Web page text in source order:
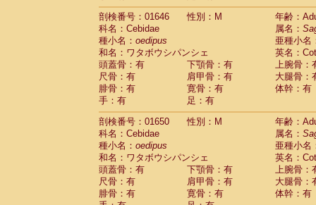
CercopithecidaeCercopithecus diana
CercopithecidaeCercopithecus
Cercopithecidae
Cercopithecus
Cercopithecidae
Cercopithecus mitis
CercopithecidaeCercopithecus mitis
CercopithecidaeCercopithecus mitis
CercopithecidaeCercopithecus mona
CercopithecidaeCercopithecus
CercopithecidaeCercopithecus
CercopithecidaeCercopithecus
Cercopithecidae
Cercopithecusspp.(0)
Cercopithecidae
Chlorocebus
CercopithecidaeChlorocebus
CercopithecidaeErythrocebus patas
CercopithecidaeMiopithecus talapoin
CercopithecidaeCercopithecinae spp.
剖検番号：01646
性別：M
年齢：
科名：Cebidae
属名：
種小名： oedipus
亜種小名
和名：ワタボウシパンシェ
英名：
頭蓋骨：有
下顎骨：有
上腕骨：
尺骨：有
肩甲骨：有
大腿骨：
腓骨：有
寛骨：有
体幹：有
手：有
足：有
剖検番号：01650
性別：M
年齢：
科名：Cebidae
属名：
種小名： oedipus
亜種小名
和名：ワタボウシパンシェ
英名：
頭蓋骨：有
下顎骨：有
上腕骨：
尺骨：有
肩甲骨：有
大腿骨：
腓骨：有
寛骨：有
体幹：有